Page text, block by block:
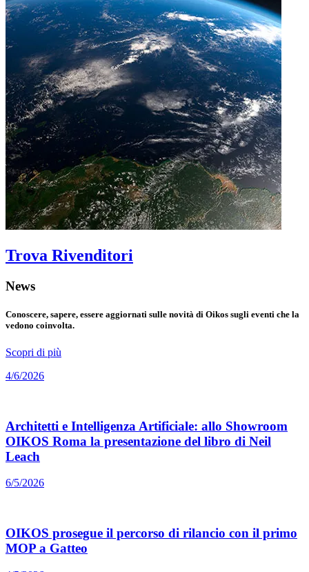
Trova Rivenditori
News
Conoscere, sapere, essere aggiornati sulle novità di Oikos sugli eventi che la
vedono coinvolta.
Scopri di più
4/6/2026
Architetti e Intelligenza Artificiale: allo Showroom
OIKOS Roma la presentazione del libro di Neil
Leach
6/5/2026
OIKOS prosegue il percorso di rilancio con il primo
MOP a Gatteo